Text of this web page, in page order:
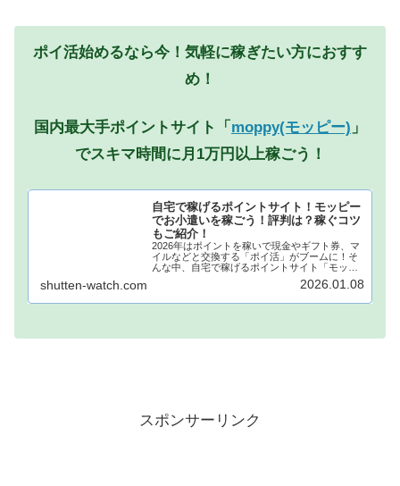
ポイ活始めるなら今！気軽に稼ぎたい方におすす
め！
国内最大手ポイントサイト「 moppy(モッピー) 」
でスキマ時間に月1万円以上稼ごう！
自宅で稼げるポイントサイト！モッピー
でお小遣いを稼ごう！評判は？稼ぐコツ
もご紹介！
2026年はポイントを稼いで現金やギフト券、マ
イルなどと交換する「ポイ活」がブームに！そ
んな中、自宅で稼げるポイントサイト「モッピ
ー」が注目されています！モッピーに登録し、
自宅でポイントを稼げば、あなたも月1万円稼ぐ
shutten-watch.com 2026.01.08
スポンサーリンク